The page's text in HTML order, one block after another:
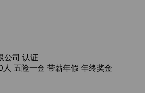
公司 认证
人 五险一金 带薪年假 年终奖金